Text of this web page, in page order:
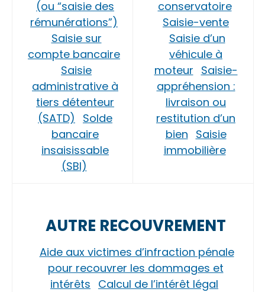
(ou “saisie des
rémunérations”)
Saisie sur
compte bancaire
Saisie
administrative à
tiers détenteur
(SATD)
Solde
bancaire
insaisissable
(SBI)
conservatoire
Saisie-vente
Saisie d’un
véhicule à
moteur Saisie-
appréhension :
livraison ou
restitution d’un
bien Saisie
immobilière
AUTRE RECOUVREMENT
Aide aux victimes d’infraction pénale
pour recouvrer les dommages et
intérêts Calcul de l’intérêt légal